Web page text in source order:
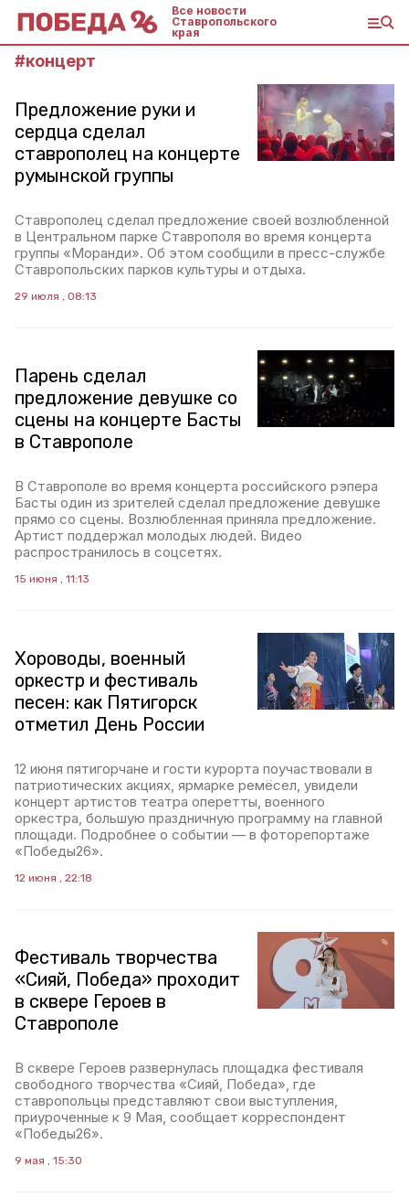
Все новости
Ставропольского
края
#концерт
Предложение руки и
сердца сделал
ставрополец на концерте
румынской группы
Ставрополец сделал предложение своей возлюбленной
в Центральном парке Ставрополя во время концерта
группы «Моранди». Об этом сообщили в пресс-службе
Ставропольских парков культуры и отдыха.
29 июля , 08:13
Парень сделал
предложение девушке со
сцены на концерте Басты
в Ставрополе
В Ставрополе во время концерта российского рэпера
Басты один из зрителей сделал предложение девушке
прямо со сцены. Возлюбленная приняла предложение.
Артист поддержал молодых людей. Видео
распространилось в соцсетях.
15 июня , 11:13
Хороводы, военный
оркестр и фестиваль
песен: как Пятигорск
отметил День России
12 июня пятигорчане и гости курорта поучаствовали в
патриотических акциях, ярмарке ремёсел, увидели
концерт артистов театра оперетты, военного
оркестра, большую праздничную программу на главной
площади. Подробнее о событии — в фоторепортаже
«Победы26».
12 июня , 22:18
Фестиваль творчества
«Сияй, Победа» проходит
в сквере Героев в
Ставрополе
В сквере Героев развернулась площадка фестиваля
свободного творчества «Сияй, Победа», где
ставропольцы представляют свои выступления,
приуроченные к 9 Мая, сообщает корреспондент
«Победы26».
9 мая , 15:30